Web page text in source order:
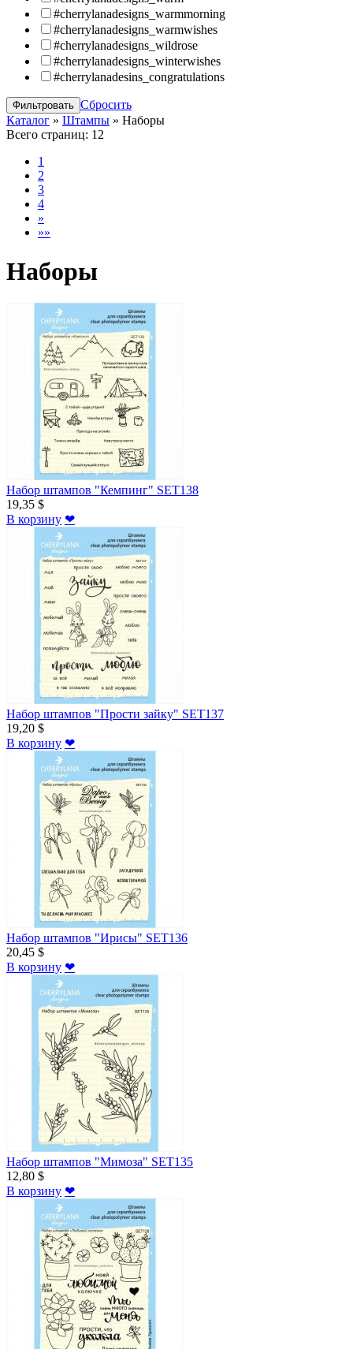
#cherrylanadesigns_warmmorning
#cherrylanadesigns_warmwishes
#cherrylanadesigns_wildrose
#cherrylanadesigns_winterwishes
#cherrylanadesins_congratulations
Сбросить
Каталог » Штампы » Наборы
Всего страниц: 12
1
2
3
4
»
»»
Наборы
Набор штампов "Кемпинг" SET138
19,35 $
В корзину ❤
Набор штампов "Прости зайку" SET137
19,20 $
В корзину ❤
Набор штампов "Ирисы" SET136
20,45 $
В корзину ❤
Набор штампов "Мимоза" SET135
12,80 $
В корзину ❤